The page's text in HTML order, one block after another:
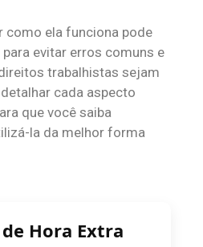
como ela funciona pode
evitar erros comuns e
trabalhistas sejam
cada aspecto
que você saiba
la da melhor forma
Hora Extra